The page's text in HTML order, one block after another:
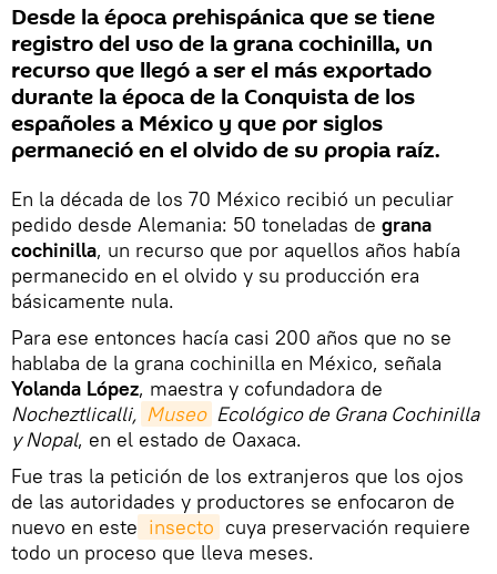
Desde la época prehispánica que se tiene
registro del uso de la grana cochinilla, un
recurso que llegó a ser el más exportado
durante la época de la Conquista de los
españoles a México y que por siglos
permaneció en el olvido de su propia raíz.
En la década de los 70 México recibió un peculiar
pedido desde Alemania: 50 toneladas de grana
cochinilla, un recurso que por aquellos años había
permanecido en el olvido y su producción era
básicamente nula.
Para ese entonces hacía casi 200 años que no se
hablaba de la grana cochinilla en México, señala
Yolanda López, maestra y cofundadora de
Nocheztlicalli, Museo Ecológico de Grana Cochinilla
y Nopal, en el estado de Oaxaca.
Fue tras la petición de los extranjeros que los ojos
de las autoridades y productores se enfocaron de
nuevo en este insecto cuya preservación requiere
todo un proceso que lleva meses.